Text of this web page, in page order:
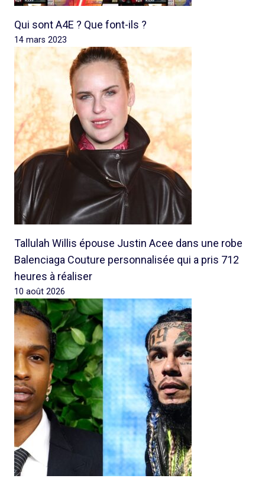
Qui sont A4E ? Que font-ils ?
14 mars 2023
Tallulah Willis épouse Justin Acee dans une robe
Balenciaga Couture personnalisée qui a pris 712
heures à réaliser
10 août 2026